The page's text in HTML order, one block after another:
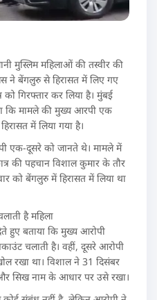
मुस्लिम महिलाओं की तस्वीर की
ने बेंगलुरु से हिरासत में लिए गए
गिरफ्तार कर लिया है। मुंबई
कि मामले की मुख्य आरपी एक
में लिया गया है।
एक-दूसरे को जानते थे। मामले में
की पहचान विशाल कुमार के तौर
को बेंगलुरु में हिरासत में लिया था
है महिला
हुए बताया कि मुख्य आरोपी
चलाती है। वहीं, दूसरे आरोपी
रखा था। विशाल ने 31 दिसंबर
सिख नाम के आधार पर उसे रखा।